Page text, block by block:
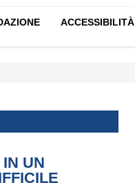
ACCESSIBILITÀ
UN